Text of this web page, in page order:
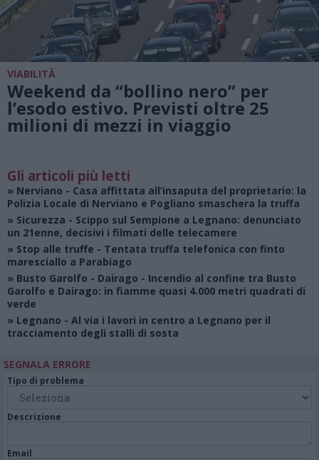
VIABILITÀ
Weekend da “bollino nero” per
l’esodo estivo. Previsti oltre 25
milioni di mezzi in viaggio
Gli articoli più letti
» Nerviano - Casa affittata all’insaputa del proprietario: la
Polizia Locale di Nerviano e Pogliano smaschera la truffa
» Sicurezza - Scippo sul Sempione a Legnano: denunciato
un 21enne, decisivi i filmati delle telecamere
» Stop alle truffe - Tentata truffa telefonica con finto
maresciallo a Parabiago
» Busto Garolfo - Dairago - Incendio al confine tra Busto
Garolfo e Dairago: in fiamme quasi 4.000 metri quadrati di
verde
» Legnano - Al via i lavori in centro a Legnano per il
tracciamento degli stalli di sosta
SEGNALA ERRORE
Tipo di problema
Descrizione
Email